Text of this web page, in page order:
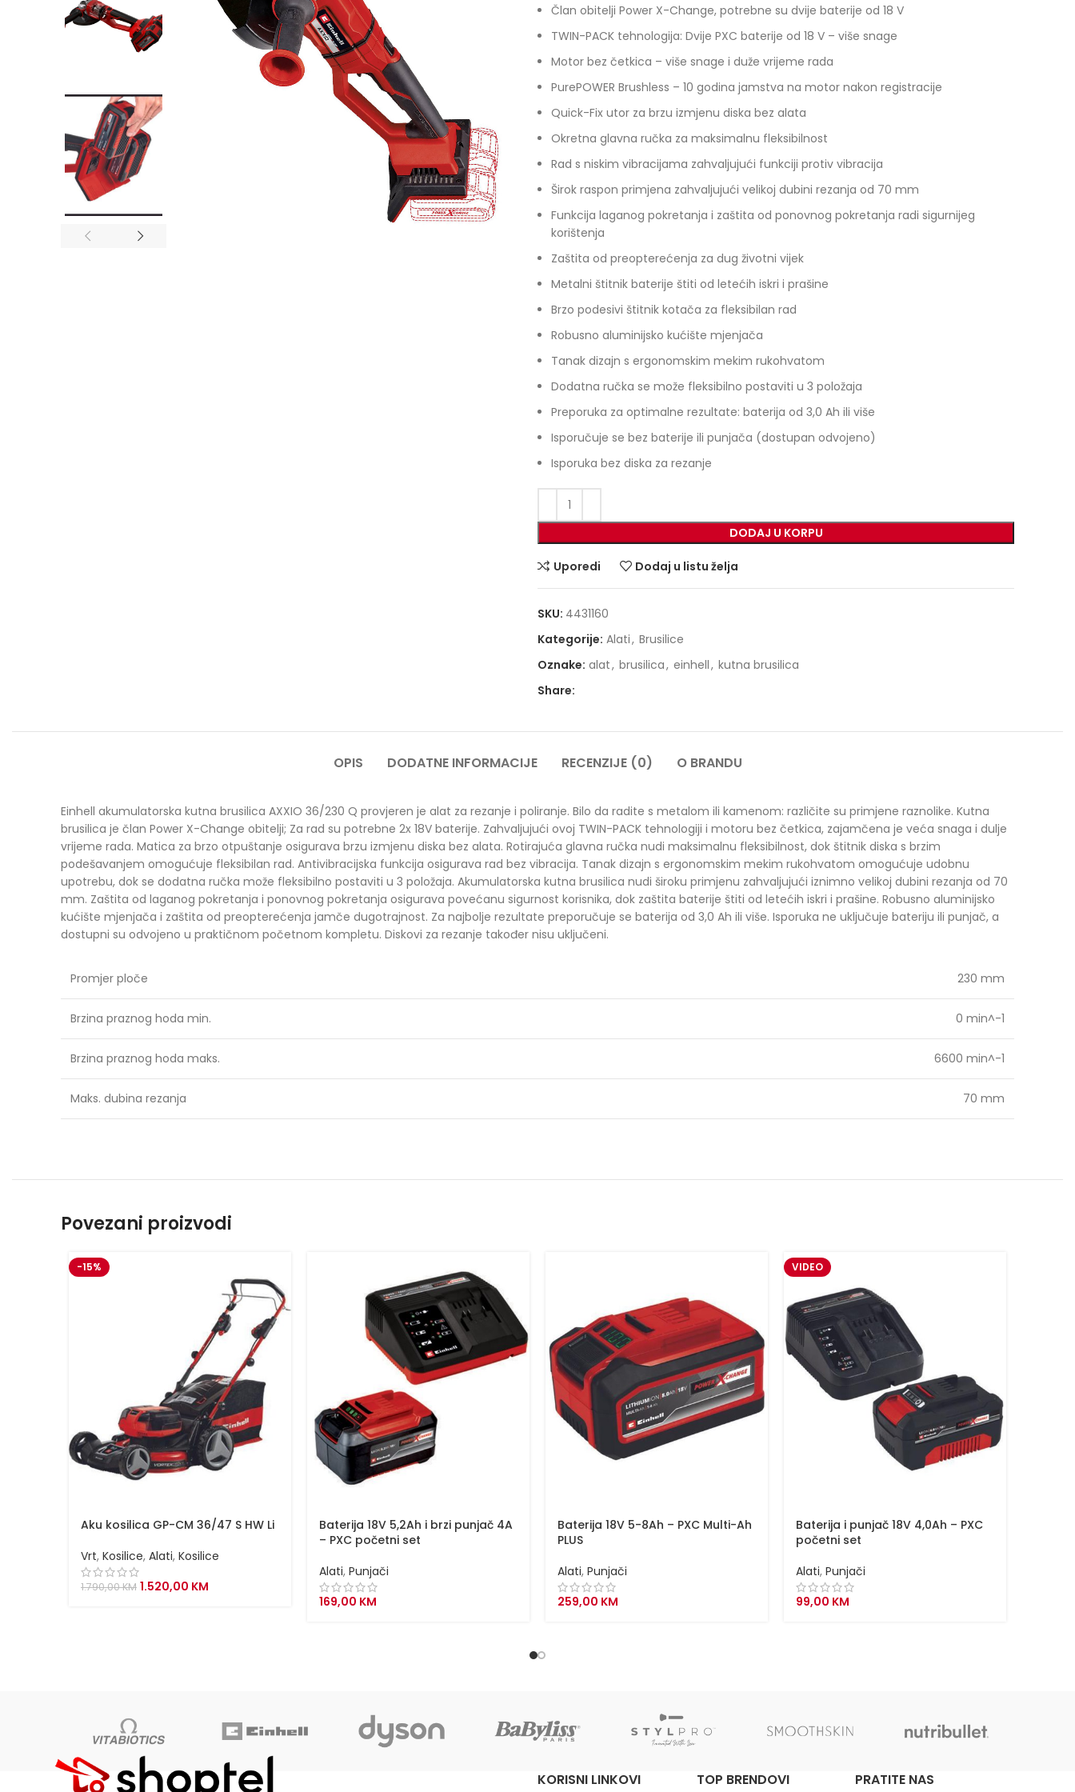
Član obitelji Power X-Change, potrebne su dvije baterije od 18 V
TWIN-PACK tehnologija: Dvije PXC baterije od 18 V – više snage
Motor bez četkica – više snage i duže vrijeme rada
PurePOWER Brushless – 10 godina jamstva na motor nakon registracije
Quick-Fix utor za brzu izmjenu diska bez alata
Okretna glavna ručka za maksimalnu fleksibilnost
Rad s niskim vibracijama zahvaljujući funkciji protiv vibracija
Širok raspon primjena zahvaljujući velikoj dubini rezanja od 70 mm
Funkcija laganog pokretanja i zaštita od ponovnog pokretanja radi sigurnijeg
korištenja
Zaštita od preopterećenja za dug životni vijek
Metalni štitnik baterije štiti od letećih iskri i prašine
Brzo podesivi štitnik kotača za fleksibilan rad
Robusno aluminijsko kućište mjenjača
Tanak dizajn s ergonomskim mekim rukohvatom
Dodatna ručka se može fleksibilno postaviti u 3 položaja
Preporuka za optimalne rezultate: baterija od 3,0 Ah ili više
Isporučuje se bez baterije ili punjača (dostupan odvojeno)
Isporuka bez diska za rezanje
DODAJ U KORPU
Uporedi Dodaj u listu želja
SKU: 4431160
Kategorije: Alati, Brusilice
Oznake: alat, brusilica, einhell, kutna brusilica
Share:
OPIS DODATNE INFORMACIJE RECENZIJE (0) O BRANDU
Einhell akumulatorska kutna brusilica AXXIO 36/230 Q provjeren je alat za rezanje i poliranje. Bilo da radite s metalom ili kamenom: različite su primjene raznolike. Kutna
brusilica je član Power X-Change obitelji; Za rad su potrebne 2x 18V baterije. Zahvaljujući ovoj TWIN-PACK tehnologiji i motoru bez četkica, zajamčena je veća snaga i dulje
vrijeme rada. Matica za brzo otpuštanje osigurava brzu izmjenu diska bez alata. Rotirajuća glavna ručka nudi maksimalnu fleksibilnost, dok štitnik diska s brzim
podešavanjem omogućuje fleksibilan rad. Antivibracijska funkcija osigurava rad bez vibracija. Tanak dizajn s ergonomskim mekim rukohvatom omogućuje udobnu
upotrebu, dok se dodatna ručka može fleksibilno postaviti u 3 položaja. Akumulatorska kutna brusilica nudi široku primjenu zahvaljujući iznimno velikoj dubini rezanja od 70
mm. Zaštita od laganog pokretanja i ponovnog pokretanja osigurava povećanu sigurnost korisnika, dok zaštita baterije štiti od letećih iskri i prašine. Robusno aluminijsko
kućište mjenjača i zaštita od preopterećenja jamče dugotrajnost. Za najbolje rezultate preporučuje se baterija od 3,0 Ah ili više. Isporuka ne uključuje bateriju ili punjač, ​​a
dostupni su odvojeno u praktičnom početnom kompletu. Diskovi za rezanje također nisu uključeni.
Promjer ploče 230 mm
Brzina praznog hoda min. 0 min^-1
Brzina praznog hoda maks. 6600 min^-1
Maks. dubina rezanja 70 mm
Povezani proizvodi
-15%
Aku kosilica GP-CM 36/47 S HW Li
Vrt, Kosilice, Alati, Kosilice
1.790,00KM Original
1.520,00 KM
Baterija 18V 5,2Ah i brzi punjač 4A
– PXC početni set
Alati, Punjači
169,00 KM
Baterija 18V 5-8Ah – PXC Multi-Ah
PLUS
Alati, Punjači
259,00 KM
VIDEO
Baterija i punjač 18V 4,0Ah – PXC
početni set
Alati, Punjači
99,00 KM
KORISNI LINKOVI TOP BRENDOVI PRATITE NAS